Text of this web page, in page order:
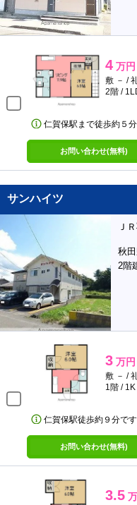
4 万円
敷 － /
2階 /
仁賀保駅まで徒歩約５
お問い合わせ(無料)
サンハイツ
Ｊ
秋
2階
3 万円
敷 － /
1階 /
仁賀保駅徒歩約９分で
お問い合わせ(無料)
3.5